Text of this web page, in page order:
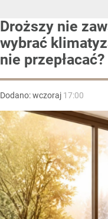
Droższy nie
wybrać
nie przepłacać?
Dodano:wczoraj 17:00